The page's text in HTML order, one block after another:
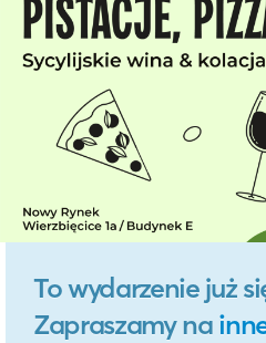
To wydarzenie już
Zapraszamy na